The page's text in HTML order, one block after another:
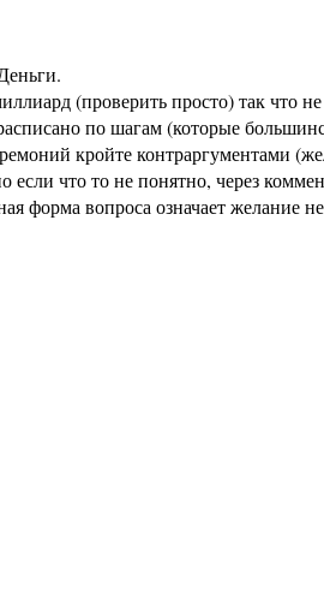
(проверить просто) так что
по шагам (которые
кройте контраргументами
если что то не понятно, через
форма вопроса означает желание